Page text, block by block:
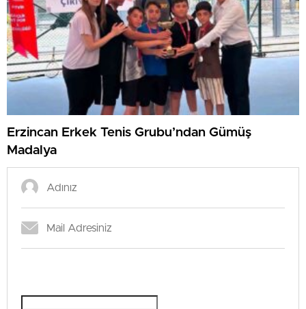
Erzincan Erkek Tenis Grubu’ndan Gümüş
Madalya